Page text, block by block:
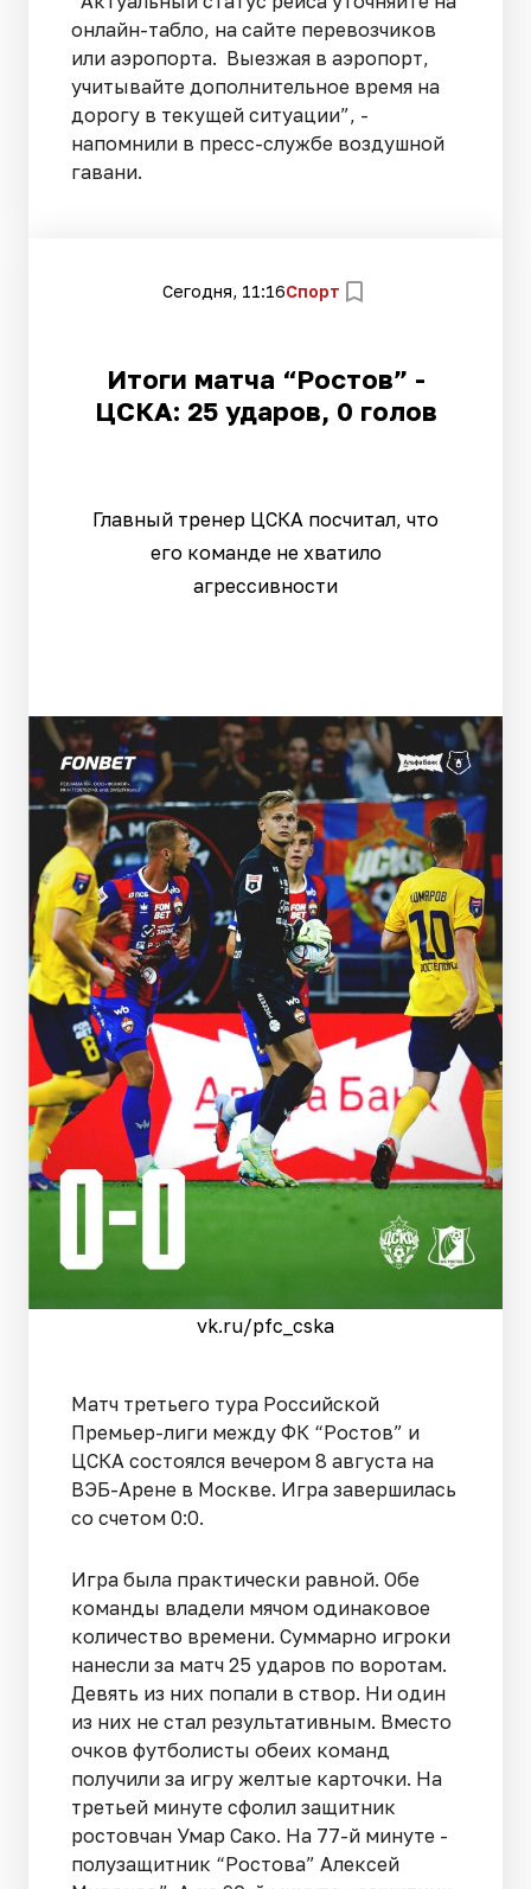
онлайн-табло, на сайте перевозчиков
или аэропорта. Выезжая в аэропорт,
учитывайте дополнительное время на
дорогу в текущей ситуации”, -
напомнили в пресс-службе воздушной
гавани.
Сегодня, 11:16Спорт
Итоги матча “Ростов” -
ЦСКА: 25 ударов, 0 голов
Главный тренер ЦСКА посчитал, что
его команде не хватило
агрессивности
vk.ru/pfc_cska
Матч третьего тура Российской
Премьер-лиги между ФК “Ростов” и
ЦСКА состоялся вечером 8 августа на
ВЭБ-Арене в Москве. Игра завершилась
со счетом 0:0.
Игра была практически равной. Обе
команды владели мячом одинаковое
количество времени. Суммарно игроки
нанесли за матч 25 ударов по воротам.
Девять из них попали в створ. Ни один
из них не стал результативным. Вместо
очков футболисты обеих команд
получили за игру желтые карточки. На
третьей минуте сфолил защитник
ростовчан Умар Сако. На 77-й минуте -
полузащитник “Ростова” Алексей